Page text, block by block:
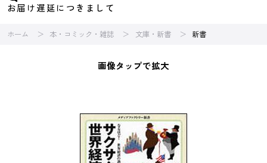
お届け遅延につきまして
ホーム 本・コミック・雑誌 文庫・新書 新書
画像タップで拡大